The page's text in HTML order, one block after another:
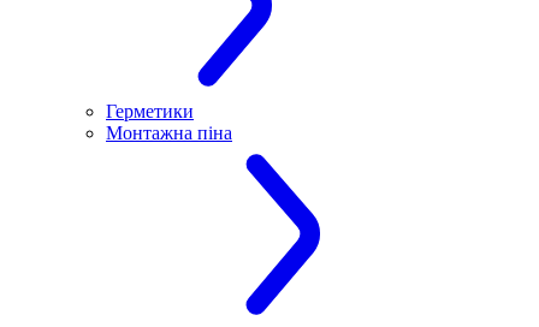
Герметики
Монтажна піна